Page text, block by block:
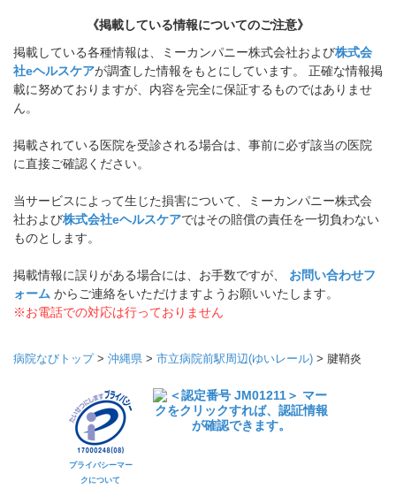
《掲載している情報についてのご注意》
掲載している各種情報は、ミーカンパニー株式会社および株式会
社eヘルスケアが調査した情報をもとにしています。 正確な情報掲
載に努めておりますが、内容を完全に保証するものではありませ
ん。
掲載されている医院を受診される場合は、事前に必ず該当の医院
に直接ご確認ください。
当サービスによって生じた損害について、ミーカンパニー株式会
社および株式会社eヘルスケアではその賠償の責任を一切負わない
ものとします。
掲載情報に誤りがある場合には、お手数ですが、 お問い合わせフ
ォーム からご連絡をいただけますようお願いいたします。
※お電話での対応は行っておりません
病院なびトップ> 沖縄県 > 市立病院前駅周辺(ゆいレール) > 腱鞘炎
プライバシーマー
クについて